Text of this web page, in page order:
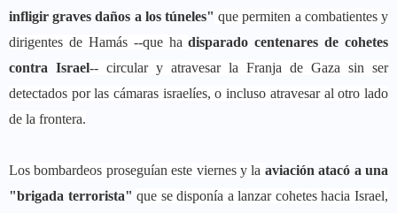
infligir graves daños a los túneles" que permiten a combatientes y
dirigentes de Hamás --que ha disparado centenares de cohetes
contra Israel-- circular y atravesar la Franja de Gaza sin ser
detectados por las cámaras israelíes, o incluso atravesar al otro lado
de la frontera.
Los bombardeos proseguían este viernes y la aviación atacó a una
"brigada terrorista"que se disponía a lanzar cohetes hacia Israel,